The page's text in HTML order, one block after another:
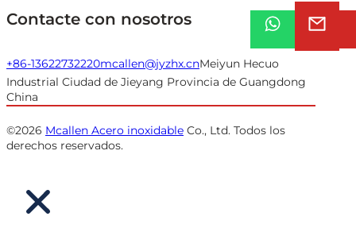
Contacte con nosotros
+86-13622732220mcallen@jyzhx.cnMeiyun Hecuo
Industrial Ciudad de Jieyang Provincia de Guangdong
China
©2026 Mcallen Acero inoxidable Co., Ltd. Todos los
derechos reservados.